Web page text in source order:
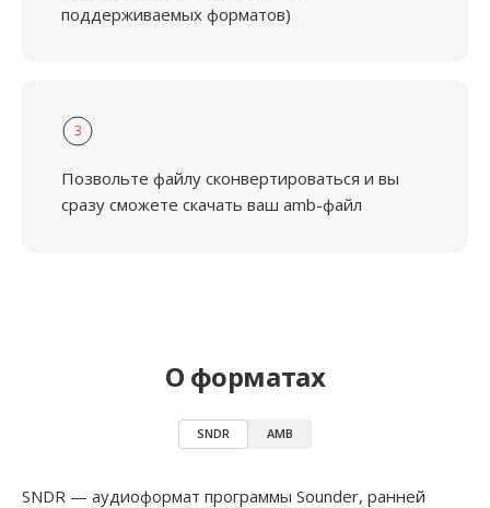
поддерживаемых форматов)
3
Позвольте файлу сконвертироваться и вы
сразу сможете скачать ваш amb-файл
О форматах
SNDR AMB
SNDR — аудиоформат программы Sounder, ранней